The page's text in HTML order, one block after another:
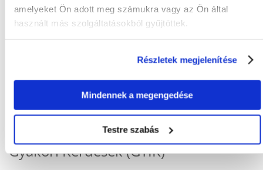
amelyeket Ön adott meg számukra vagy az Ön által
használt más szolgáltatásokból gyűjtöttek.
Részletek megjelenítése
Mindennek a megengedése
Testre szabás
Ha először adjuk az eledelt, 4 nap alatt fokozatosan kell bevezetni a
kutya étrendjébe. A kutya az életkortól, a temperamentumtól és az
KÉRDEZZ TŐLÜNK!
Gyakori Kérdések (GYIK)